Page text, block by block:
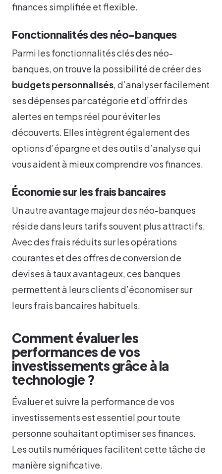
finances simplifiée et flexible.
Fonctionnalités des néo-banques
Parmi les fonctionnalités clés des néo-
banques, on trouve la possibilité de créer des
budgets personnalisés, d’analyser facilement
ses dépenses par catégorie et d’offrir des
alertes en temps réel pour éviter les
découverts. Elles intègrent également des
options d’épargne et des outils d’analyse qui
vous aident à mieux comprendre vos finances.
Économie sur les frais bancaires
Un autre avantage majeur des néo-banques
réside dans leurs tarifs souvent plus attractifs.
Avec des frais réduits sur les opérations
courantes et des offres de conversion de
devises à taux avantageux, ces banques
permettent à leurs clients d’économiser sur
leurs frais bancaires habituels.
Comment évaluer les
performances de vos
investissements grâce à la
technologie ?
Évaluer et suivre la performance de vos
investissements est essentiel pour toute
personne souhaitant optimiser ses finances.
Les outils numériques facilitent cette tâche de
manière significative.